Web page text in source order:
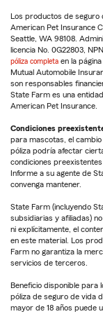
Los productos de
American Pet Insurance
Seattle, WA 98108.
licencia No. 0G22803,
póliza completa en la
Mutual Automobile
son responsables
State Farm es una
American Pet Insurance.
Condiciones
para mascotas, el
póliza podría afectar
condiciones
Informe a su agente de
convenga mantener.
State Farm (incluyendo
subsidiarias y afiliadas)
ni explícitamente, el
en este material. Los
Farm no garantiza la
servicios de terceros.
Beneficio disponible para
póliza de seguro de vida
mayor de 18 años puede